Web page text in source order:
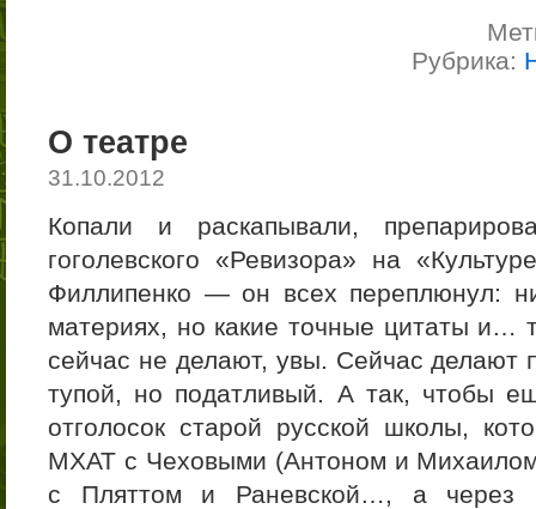
Рубрика:
О театре
31.10.2012
Копали и раскапывали,
гоголевского «Ревизора» на
Филлипенко — он всех переплюнул:
материях, но какие точные цитаты и…
сейчас не делают, увы. Сейчас делают
тупой, но податливый. А так, чтобы
отголосок старой русской школы,
МХАТ с Чеховыми (Антоном и
с Пляттом и Раневской…, а